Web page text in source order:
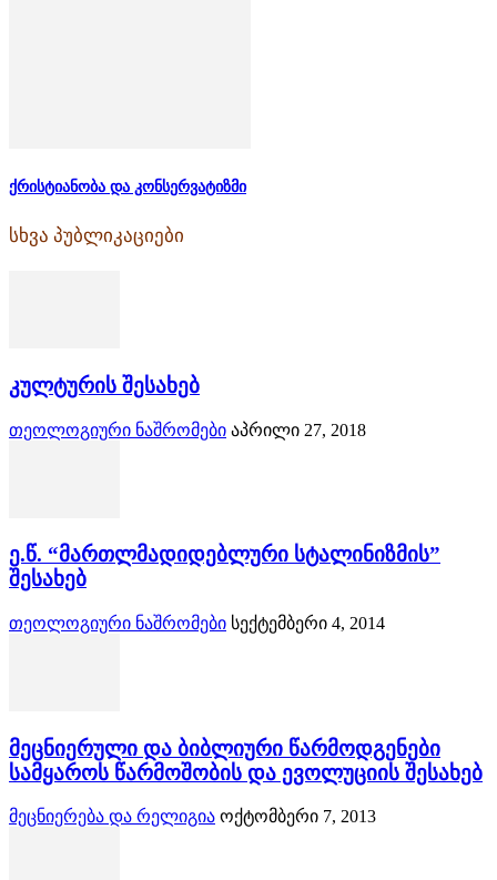
ქრისტიანობა და კონსერვატიზმი
სხვა პუბლიკაციები
კულტურის შესახებ
თეოლოგიური ნაშრომები აპრილი 27, 2018
ე.წ. “მართლმადიდებლური სტალინიზმის”
შესახებ
თეოლოგიური ნაშრომები სექტემბერი 4, 2014
მეცნიერული და ბიბლიური წარმოდგენები
სამყაროს წარმოშობის და ევოლუციის შესახებ
მეცნიერება და რელიგია ოქტომბერი 7, 2013